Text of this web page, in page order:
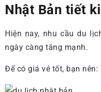
Nhật Bản tiết
Hiện nay, nhu cầu du
ngày càng tăng mạnh.
Để có giá vé tốt, bạn nên: